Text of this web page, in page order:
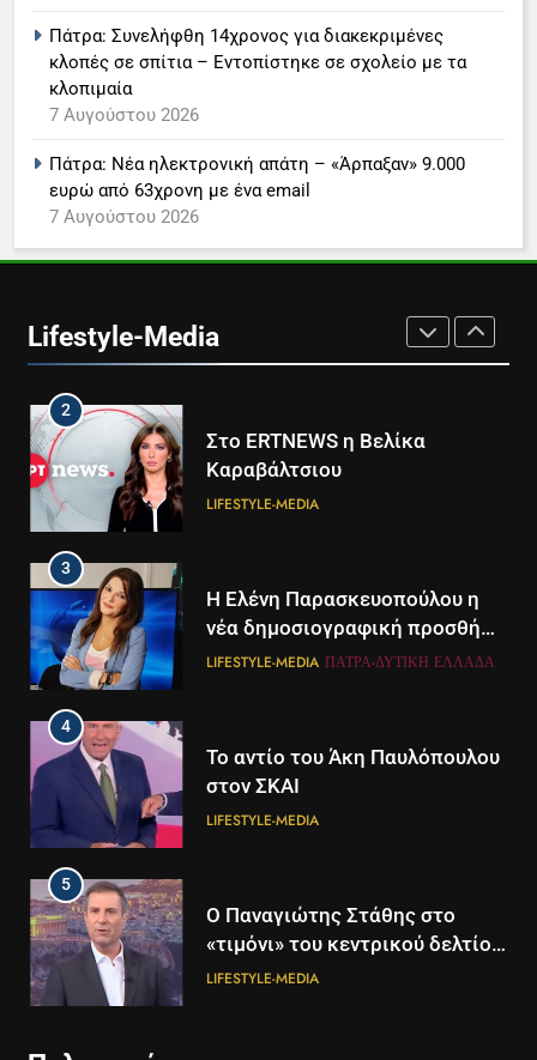
Πάτρα: Συνελήφθη 14χρονος για διακεκριμένες
κλοπές σε σπίτια – Εντοπίστηκε σε σχολείο με τα
κλοπιμαία
7 Αυγούστου 2026
Πάτρα: Νέα ηλεκτρονική απάτη – «Άρπαξαν» 9.000
ευρώ από 63χρονη με ένα email
7 Αυγούστου 2026
Lifestyle-Media
LIFESTYLE-MEDIA
8
Times μαζί σε μια νέα
συνδρομητική πρόταση
LIFESTYLE-MEDIA
1
LIFESTYLE-MEDIA
2
Στο ERTNEWS η Βελίκα
Καραβάλτσιου
LIFESTYLE-MEDIA
3
Η Ελένη Παρασκευοπούλου η
νέα δημοσιογραφική προσθήκη
του ΣΚΑΪ στην Πάτρα
LIFESTYLE-MEDIA ΠΆΤΡΑ-ΔΥΤΙΚΉ ΕΛΛΆΔΑ
4
Το αντίο του Άκη Παυλόπουλου
στον ΣΚΑΙ
LIFESTYLE-MEDIA
5
Ο Παναγιώτης Στάθης στο
«τιμόνι» του κεντρικού δελτίου
ειδήσεων της ΕΡΤ
LIFESTYLE-MEDIA
5
Διάστημα: Εντοπίστηκαν για
πρώτη φορά ενδείξεις για τον
άνεμο που εκπέμπει η μαύρη
ΔΙΕΘΝΉ ΕΠΙΣΤΉΜΗ